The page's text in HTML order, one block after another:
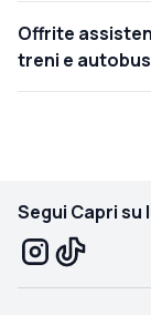
Offrite
treni e
Segui Capri su